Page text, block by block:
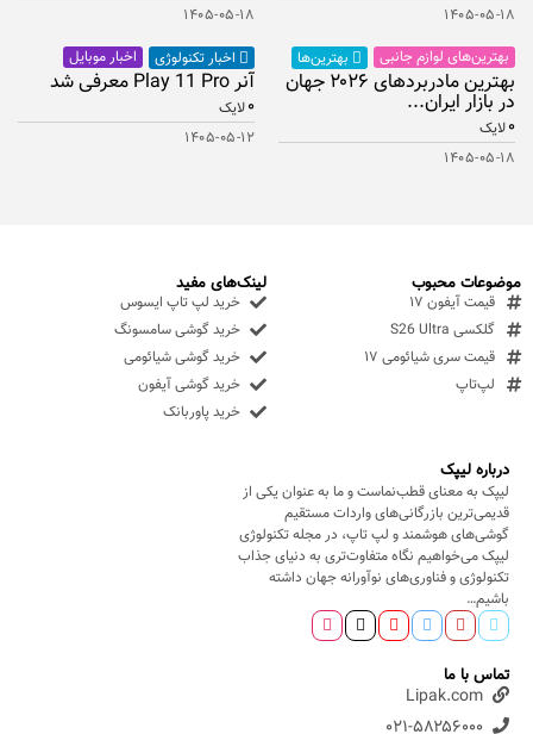
۱۴۰۵-۰۵-۱۸
۱۴۰۵-۰۵-۱۸
بهترین‌های لوازم جانبی
بهترین‌ها
بهترین مادربردهای ۲۰۲۶ جهان
در بازار ایران...
۰لایک
۱۴۰۵-۰۵-۱۸
اخبار تکنولوژی اخبار موبایل
آنر Play 11 Pro معرفی شد
۰لایک
۱۴۰۵-۰۵-۱۲
درباره لیپک
لیپک به معنای قطب‌نماست و ما به عنوان یکی از
قدیمی‌ترین بازرگانی‌های واردات مستقیم
گوشی‌های هوشمند و لپ تاپ، در مجله تکنولوژی
لیپک می‌خواهیم نگاه متفاوت‌تری به دنیای جذاب
تکنولوژی و فناوری‌های نوآورانه جهان داشته
باشیم…
تماس با ما
Lipak.com
۰۲۱-۵۸۲۵۶۰۰۰
موضوعات محبوب
قیمت آیفون ۱۷
گلکسی S26 Ultra
قیمت سری شیائومی ۱۷
لپ‌تاپ
لینک‌های مفید
خرید لپ تاپ ایسوس
خرید گوشی سامسونگ
خرید گوشی شیائومی
خرید گوشی آیفون
خرید پاوربانک